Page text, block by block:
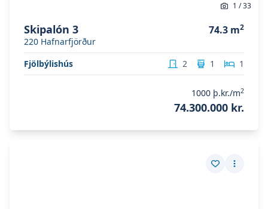
1 /33
Skipalón 3
220 Hafnarfjörður
74.3 m2
Fjölbýlishús 2 1 1
1000 þ.kr./m2
74.300.000 kr.
Vista eign
Fleiri